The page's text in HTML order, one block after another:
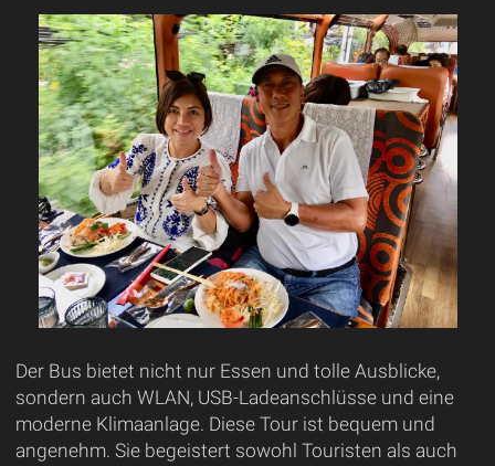
Der Bus bietet nicht nur Essen und tolle Ausblicke,
sondern auch WLAN, USB-Ladeanschlüsse und eine
moderne Klimaanlage. Diese Tour ist bequem und
angenehm. Sie begeistert sowohl Touristen als auch